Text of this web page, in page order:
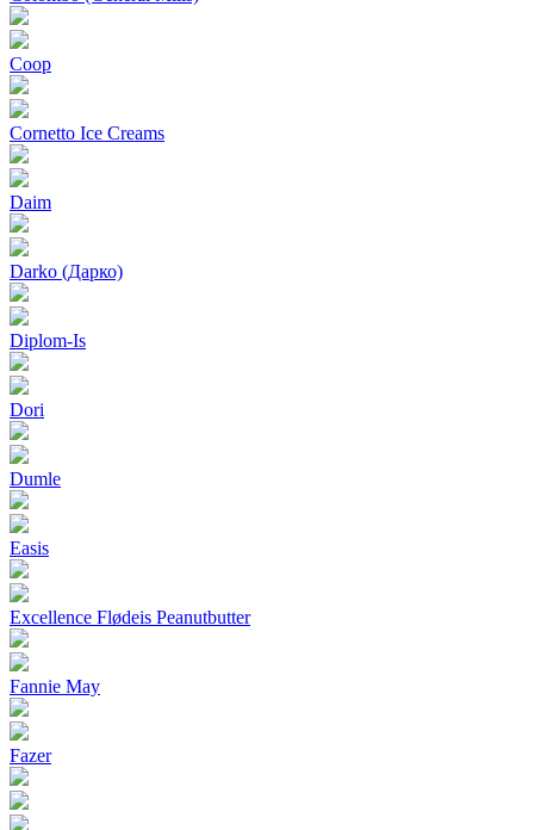
Coop
Cornetto Ice Creams
Daim
Darko (Дарко)
Diplom-Is
Dori
Dumle
Easis
Excellence Flødeis Peanutbutter
Fannie May
Fazer